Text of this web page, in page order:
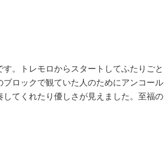
。トレモロからスタートしてふたりごと
ロックで観ていた人のためにアンコール
てくれたり優しさが見えました。至福の